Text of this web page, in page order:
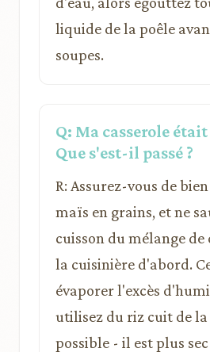
liquide de la poêle
soupes.
Q: Ma casserole
Que s'est-il passé ?
R: Assurez-vous de
maïs en grains, et ne
cuisson du mélange de
la cuisinière d'abord.
évaporer l'excès
utilisez du riz cuit de la
possible - il est plus